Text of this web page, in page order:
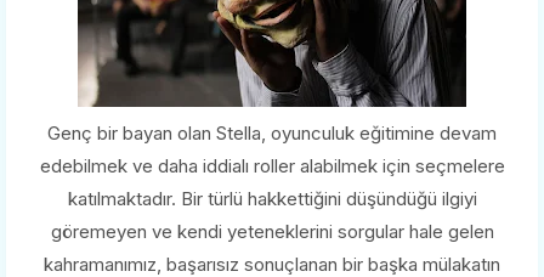
Genç bir bayan olan Stella, oyunculuk eğitimine devam
edebilmek ve daha iddialı roller alabilmek için seçmelere
katılmaktadır. Bir türlü hakkettiğini düşündüğü ilgiyi
göremeyen ve kendi yeteneklerini sorgular hale gelen
kahramanımız, başarısız sonuçlanan bir başka mülakatın